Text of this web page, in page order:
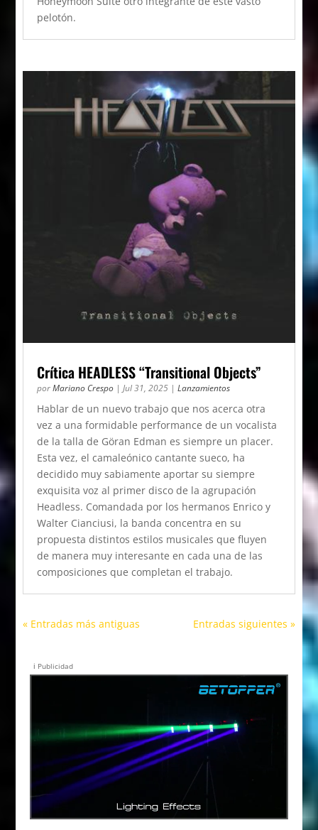
pelotón.
Crítica HEADLESS “Transitional Objects”
porMariano Crespo |Jul 31, 2025 |Lanzamientos
Hablar de un nuevo trabajo que nos acerca otra
vez a una formidable performance de un vocalista
de la talla de Göran Edman es siempre un placer.
Esta vez, el camaleónico cantante sueco, ha
decidido muy sabiamente aportar su siempre
exquisita voz al primer disco de la agrupación
Headless. Comandada por los hermanos Enrico y
Walter Cianciusi, la banda concentra en su
propuesta distintos estilos musicales que fluyen
de manera muy interesante en cada una de las
composiciones que completan el trabajo.
« Entradas más antiguas Entradas siguientes »
ℹ️ Publicidad
Reproductor de vídeo